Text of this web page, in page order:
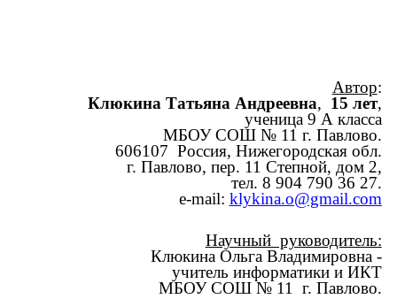
Автор:
Клюкина Татьяна Андреевна, 15 лет,
ученица 9 А класса
МБОУ СОШ № 11 г. Павлово.
606107 Россия, Нижегородская обл.
г. Павлово, пер. 11 Степной, дом 2,
тел. 8 904 790 36 27.
e-mail: klykina.o@gmail.com
Научный руководитель:
Клюкина Ольга Владимировна -
учитель информатики и ИКТ
МБОУ СОШ № 11 г. Павлово.